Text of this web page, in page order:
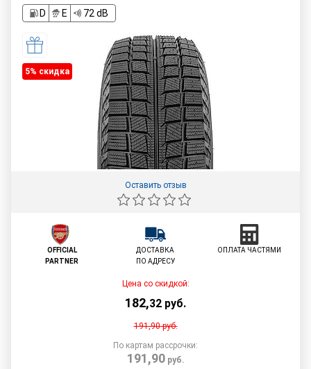
D
E 72 dB
5% cкидка
Оставить отзыв
OFFICIAL
PARTNER
ДОСТАВКА
ПО АДРЕСУ
ОПЛАТА ЧАСТЯМИ
Цена со скидкой:
182,32 руб.
191,90руб.
По картам рассрочки:
191,90руб.